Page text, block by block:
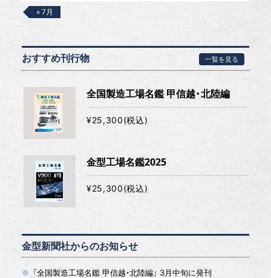
« 7月
おすすめ刊行物 一覧を見る
全国製造工場名鑑 甲信越・北陸編
¥25,300(税込)
金型工場名鑑2025
¥25,300(税込)
金型新聞社からのお知らせ
「全国製造工場名鑑 甲信越・北陸編」 3月中旬に発刊